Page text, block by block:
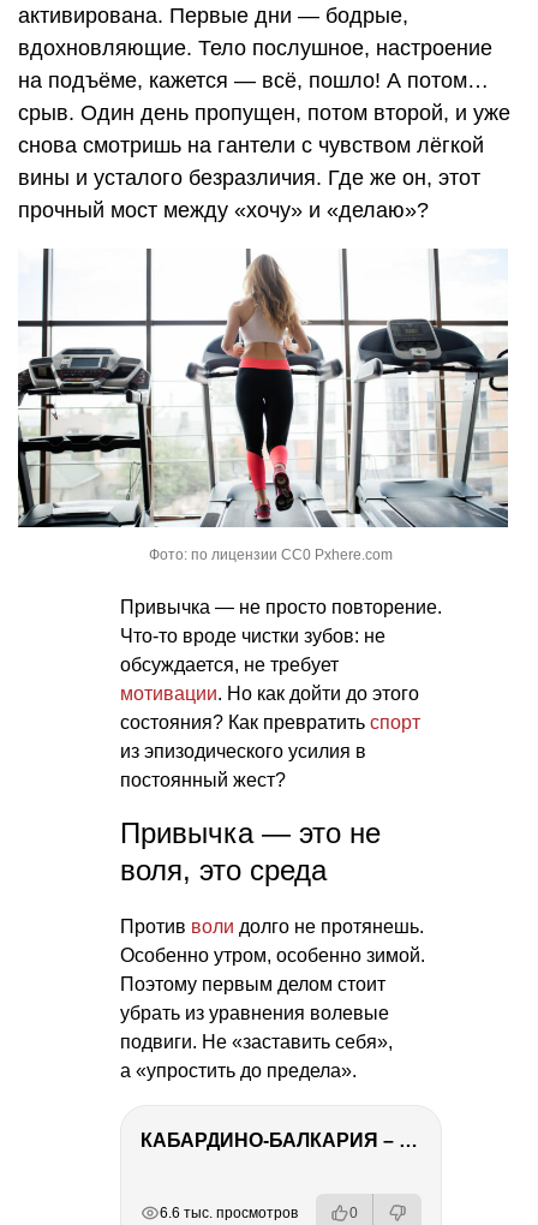
активирована. Первые дни — бодрые,
вдохновляющие. Тело послушное, настроение
на подъёме, кажется — всё, пошло! А потом…
срыв. Один день пропущен, потом второй, и уже
снова смотришь на гантели с чувством лёгкой
вины и усталого безразличия. Где же он, этот
прочный мост между «хочу» и «делаю»?
Фото: по лицензии CC0 Pxhere.com
Привычка — не просто повторение.
Что-то вроде чистки зубов: не
обсуждается, не требует
мотивации. Но как дойти до этого
состояния? Как превратить спорт
из эпизодического усилия в
постоянный жест?
Привычка — это не
воля, это среда
Против воли долго не протянешь.
Особенно утром, особенно зимой.
Поэтому первым делом стоит
убрать из уравнения волевые
подвиги. Не «заставить себя»,
а «упростить до предела».
КАБАРДИНО-БАЛКАРИЯ – ПУТЕШЕСТВИЕ НА КАВКАЗ часть 3
6.6 тыс. просмотров 0